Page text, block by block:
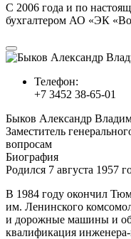
С 2006 года и по
бухгалтером АО «ЭК
Телефон:
+7 3452 38-65-01
Быков Александр
Заместитель
вопросам
Биография
Родился 7 августа 1957
В 1984 году окончил
им. Ленинского
и дорожные машины и
квалификация